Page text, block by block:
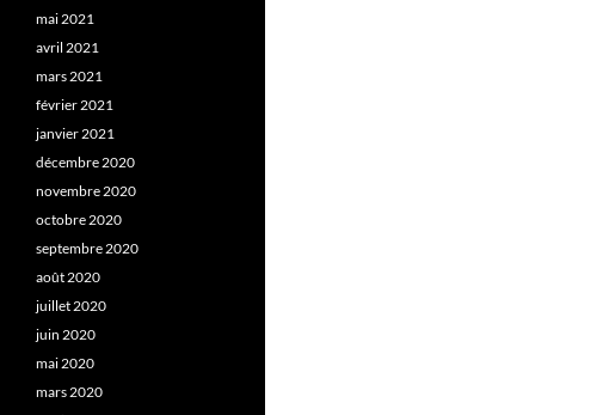
mai 2021
avril 2021
mars 2021
février 2021
janvier 2021
décembre 2020
novembre 2020
octobre 2020
septembre 2020
août 2020
juillet 2020
juin 2020
mai 2020
mars 2020